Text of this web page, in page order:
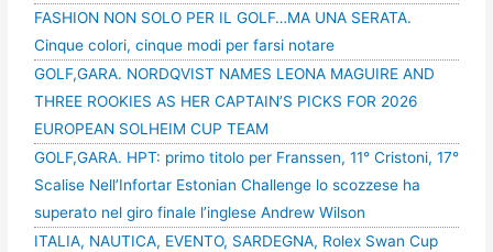
FASHION NON SOLO PER IL GOLF…MA UNA SERATA.
Cinque colori, cinque modi per farsi notare
GOLF,GARA. NORDQVIST NAMES LEONA MAGUIRE AND
THREE ROOKIES AS HER CAPTAIN’S PICKS FOR 2026
EUROPEAN SOLHEIM CUP TEAM
GOLF,GARA. HPT: primo titolo per Franssen, 11° Cristoni, 17°
Scalise Nell’Infortar Estonian Challenge lo scozzese ha
superato nel giro finale l’inglese Andrew Wilson
ITALIA, NAUTICA, EVENTO, SARDEGNA, Rolex Swan Cup